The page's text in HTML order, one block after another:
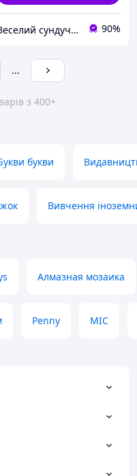
Веселий сундучок 90%
...
з 400+
букви
Вивчення
Алмазная мозаика
Penny МІС